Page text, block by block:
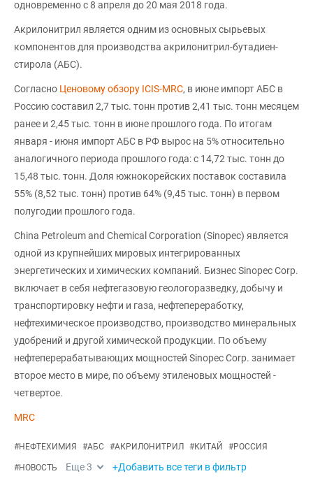
одновременно с 8 апреля до 20 мая 2018 года.
Акрилонитрил является одним из основных сырьевых
компонентов для производства акрилонитрил-бутадиен-
стирола (АБС).
Согласно Ценовому обзору ICIS-MRC, в июне импорт АБС в
Россию составил 2,7 тыс. тонн против 2,41 тыс. тонн месяцем
ранее и 2,45 тыс. тонн в июне прошлого года. По итогам
января - июня импорт АБС в РФ вырос на 5% относительно
аналогичного периода прошлого года: с 14,72 тыс. тонн до
15,48 тыс. тонн. Доля южнокорейских поставок составила
55% (8,52 тыс. тонн) против 64% (9,45 тыс. тонн) в первом
полугодии прошлого года.
China Petroleum and Chemical Corporation (Sinopec) является
одной из крупнейших мировых интегрированных
энергетических и химических компаний. Бизнес Sinopec Corp.
включает в себя нефтегазовую геологоразведку, добычу и
транспортировку нефти и газа, нефтепереработку,
нефтехимическое производство, производство минеральных
удобрений и другой химической продукции. По объему
нефтеперерабатывающих мощностей Sinopec Corp. занимает
второе место в мире, по объему этиленовых мощностей -
четвертое.
MRC
#НЕФТЕХИМИЯ #АБС #АКРИЛОНИТРИЛ #КИТАЙ #РОССИЯ
#НОВОСТЬ Еще3 +Добавить все теги в фильтр